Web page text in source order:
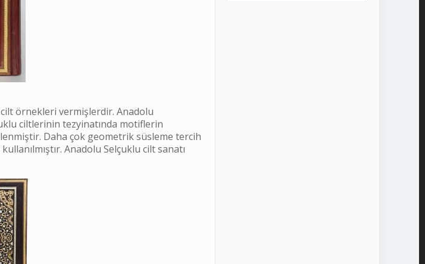
örnekleri vermişlerdir. Anadolu
ciltlerinin tezyinatında motiflerin
Daha çok geometrik süsleme tercih
Anadolu Selçuklu cilt sanatı